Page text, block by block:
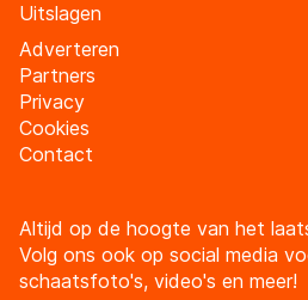
Uitslagen
Adverteren
Partners
Privacy
Cookies
Contact
Altijd op de hoogte van het
Volg ons ook op social media
schaatsfoto's, video's en meer!